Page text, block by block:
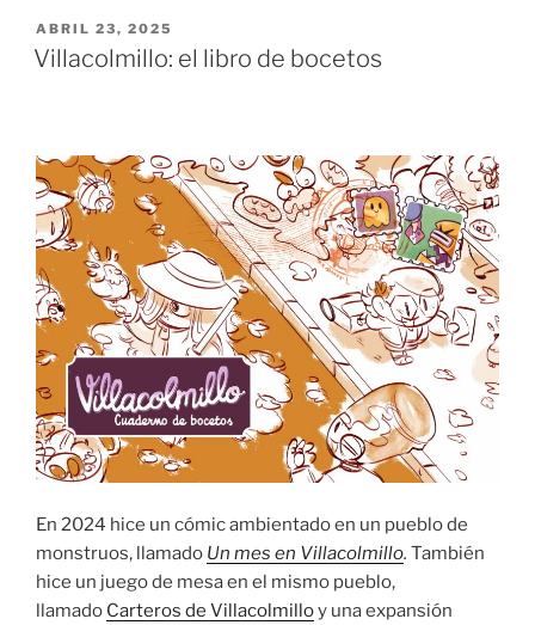
PUBLICADO
EL
ABRIL 23, 2025
Villacolmillo: el libro de bocetos
En 2024 hice un cómic ambientado en un pueblo de
monstruos, llamado Un mes en Villacolmillo. También
hice un juego de mesa en el mismo pueblo,
llamado Carteros de Villacolmilloy una expansión